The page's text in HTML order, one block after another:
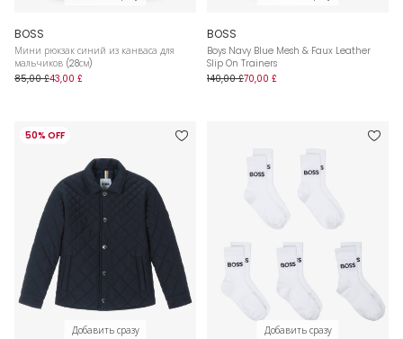
BOSS
Мини рюкзак синий из канваса для
мальчиков (28см)
85,00 £43,00 £
BOSS
Boys Navy Blue Mesh & Faux Leather
Slip On Trainers
140,00 £70,00 £
50% OFF
Добавить сразу Добавить сразу